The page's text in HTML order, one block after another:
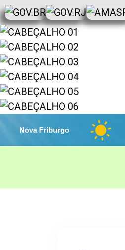
Nova Friburgo